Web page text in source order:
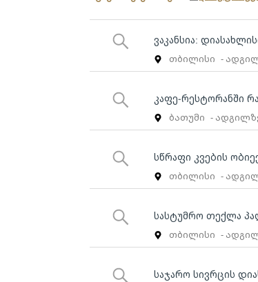
ვაკანსია:
თბილისი -
კაფე-რესტორანში
ბათუმი -
სწრაფი კვების
თბილისი -
სასტუმრო თექლა
თბილისი -
საჯარო სივრცის